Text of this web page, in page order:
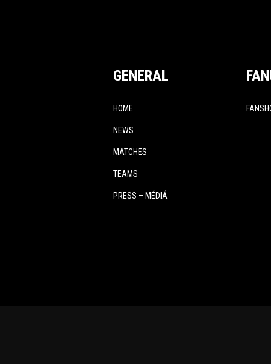
GENERAL
HOME
NEWS
MATCHES
TEAMS
PRESS – MÉDIÁ